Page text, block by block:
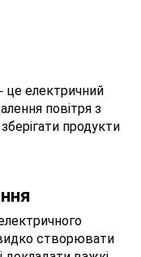
це електричний
повітря з
продукти
створювати